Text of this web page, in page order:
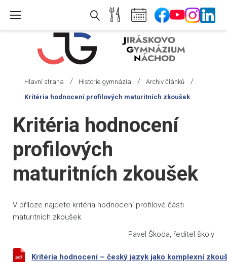
Hlavní strana / Historie gymnázia / Archiv článků /
Kritéria hodnocení profilových maturitních zkoušek
Kritéria hodnocení
profilových
maturitních zkoušek
V příloze najdete kritéria hodnocení profilové části
maturitních zkoušek.
Pavel Škoda, ředitel školy
Kritéria hodnocení – český jazyk jako komplexní